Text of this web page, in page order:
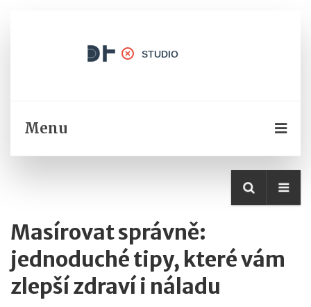
Menu
Masírovat správně:
jednoduché tipy, které vám
zlepší zdraví i náladu